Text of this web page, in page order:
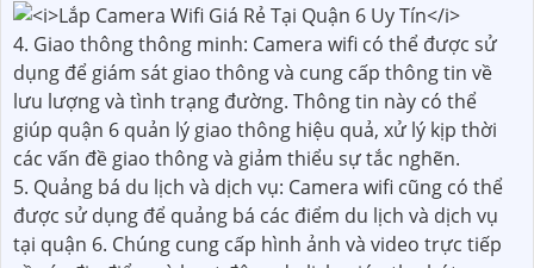
4. Giao thông thông minh: Camera wifi có thể được sử
dụng để giám sát giao thông và cung cấp thông tin về
lưu lượng và tình trạng đường. Thông tin này có thể
giúp quận 6 quản lý giao thông hiệu quả, xử lý kịp thời
các vấn đề giao thông và giảm thiểu sự tắc nghẽn.
5. Quảng bá du lịch và dịch vụ: Camera wifi cũng có thể
được sử dụng để quảng bá các điểm du lịch và dịch vụ
tại quận 6. Chúng cung cấp hình ảnh và video trực tiếp